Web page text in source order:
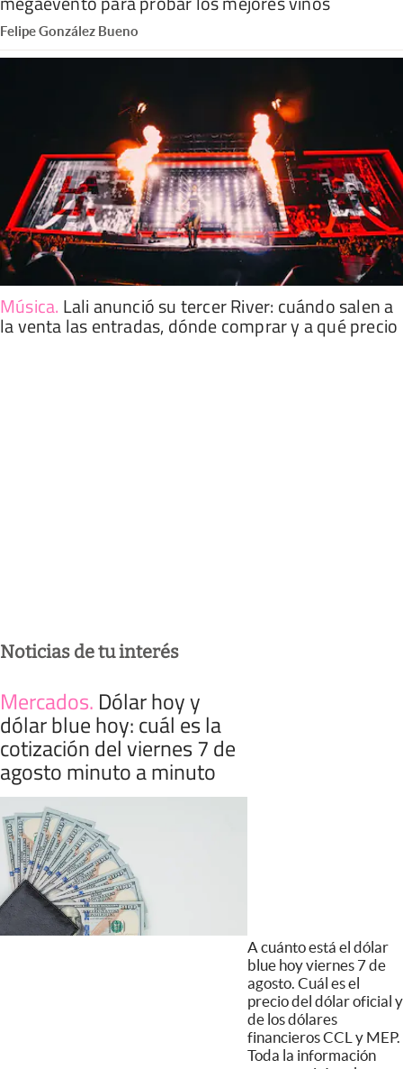
Felipe González Bueno
Música. Lali anunció su tercer River: cuándo salen a
la venta las entradas, dónde comprar y a qué precio
Noticias de tu interés
Mercados. Dólar hoy y
dólar blue hoy: cuál es la
cotización del viernes 7 de
agosto minuto a minuto
A cuánto está el dólar
blue hoy viernes 7 de
agosto. Cuál es el
precio del dólar oficial y
de los dólares
financieros CCL y MEP.
Toda la información